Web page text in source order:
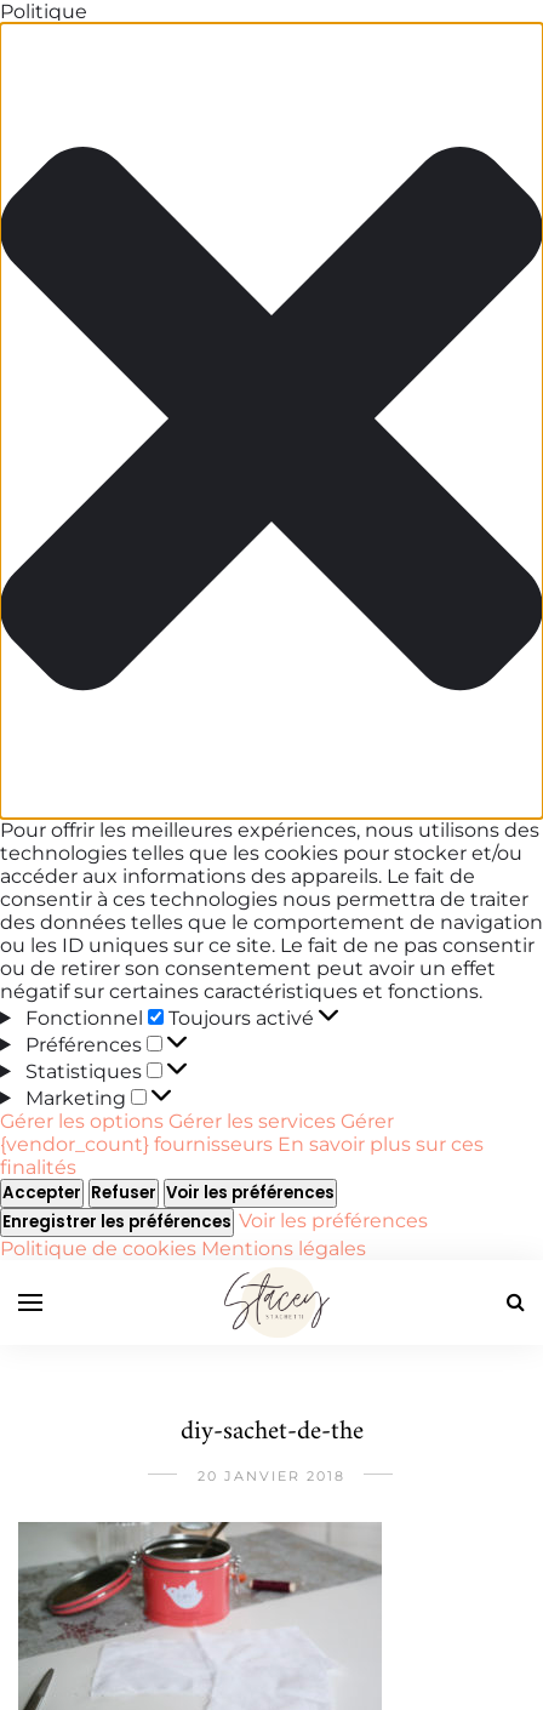
Politique
Pour offrir les meilleures expériences, nous utilisons des
technologies telles que les cookies pour stocker et/ou
accéder aux informations des appareils. Le fait de
consentir à ces technologies nous permettra de traiter
des données telles que le comportement de navigation
ou les ID uniques sur ce site. Le fait de ne pas consentir
ou de retirer son consentement peut avoir un effet
négatif sur certaines caractéristiques et fonctions.
Fonctionnel
Fonctionnel
Toujours activé
Préférences
Préférences
Statistiques
Statistiques
Marketing
Marketing
Gérer les options Gérer les services Gérer
{vendor_count} fournisseurs En savoir plus sur ces
finalités
Accepter Refuser Voir les préférences
Enregistrer les préférences Voir les préférences
Politique de cookies Mentions légales
diy-sachet-de-the
20 JANVIER 2018